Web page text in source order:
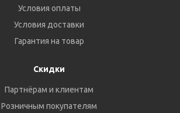
Условия оплаты
Условия доставки
Гарантия на товар
Скидки
Партнёрам и клиентам
Розничным покупателям